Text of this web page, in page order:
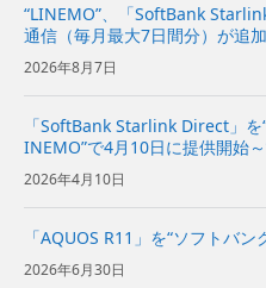
“LINEMO”、「SoftBank
通信（毎月最大7日間分）が追
MOベストプラン」と「
より安心・快適に～ | 企...
2026年8月7日
「SoftBank Starlink Direct」を
INEMO”で4月10日に提供開始
ル”で対象プランをご利用のお
～ | 企業・IR |...
2026年4月10日
「AQUOS R11」を“ソフトバ
2026年6月30日